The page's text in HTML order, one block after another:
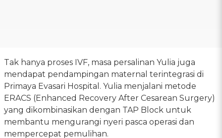
Tak hanya proses IVF, masa persalinan Yulia juga
mendapat pendampingan maternal terintegrasi di
Primaya Evasari Hospital. Yulia menjalani metode
ERACS (Enhanced Recovery After Cesarean Surgery)
yang dikombinasikan dengan TAP Block untuk
membantu mengurangi nyeri pasca operasi dan
mempercepat pemulihan.